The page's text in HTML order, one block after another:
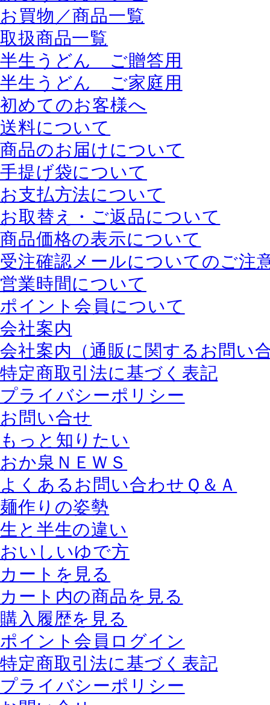
お買物／商品一覧
取扱商品一覧
半生うどん ご贈答用
半生うどん ご家庭用
初めてのお客様へ
送料について
商品のお届けについて
手提げ袋について
お支払方法について
お取替え・ご返品について
商品価格の表示について
受注確認メールについてのご注
営業時間について
ポイント会員について
会社案内
会社案内（通販に関するお問い
特定商取引法に基づく表記
プライバシーポリシー
お問い合せ
もっと知りたい
おか泉ＮＥＷＳ
よくあるお問い合わせＱ＆Ａ
麺作りの姿勢
生と半生の違い
おいしいゆで方
カートを見る
カート内の商品を見る
購入履歴を見る
ポイント会員ログイン
特定商取引法に基づく表記
プライバシーポリシー